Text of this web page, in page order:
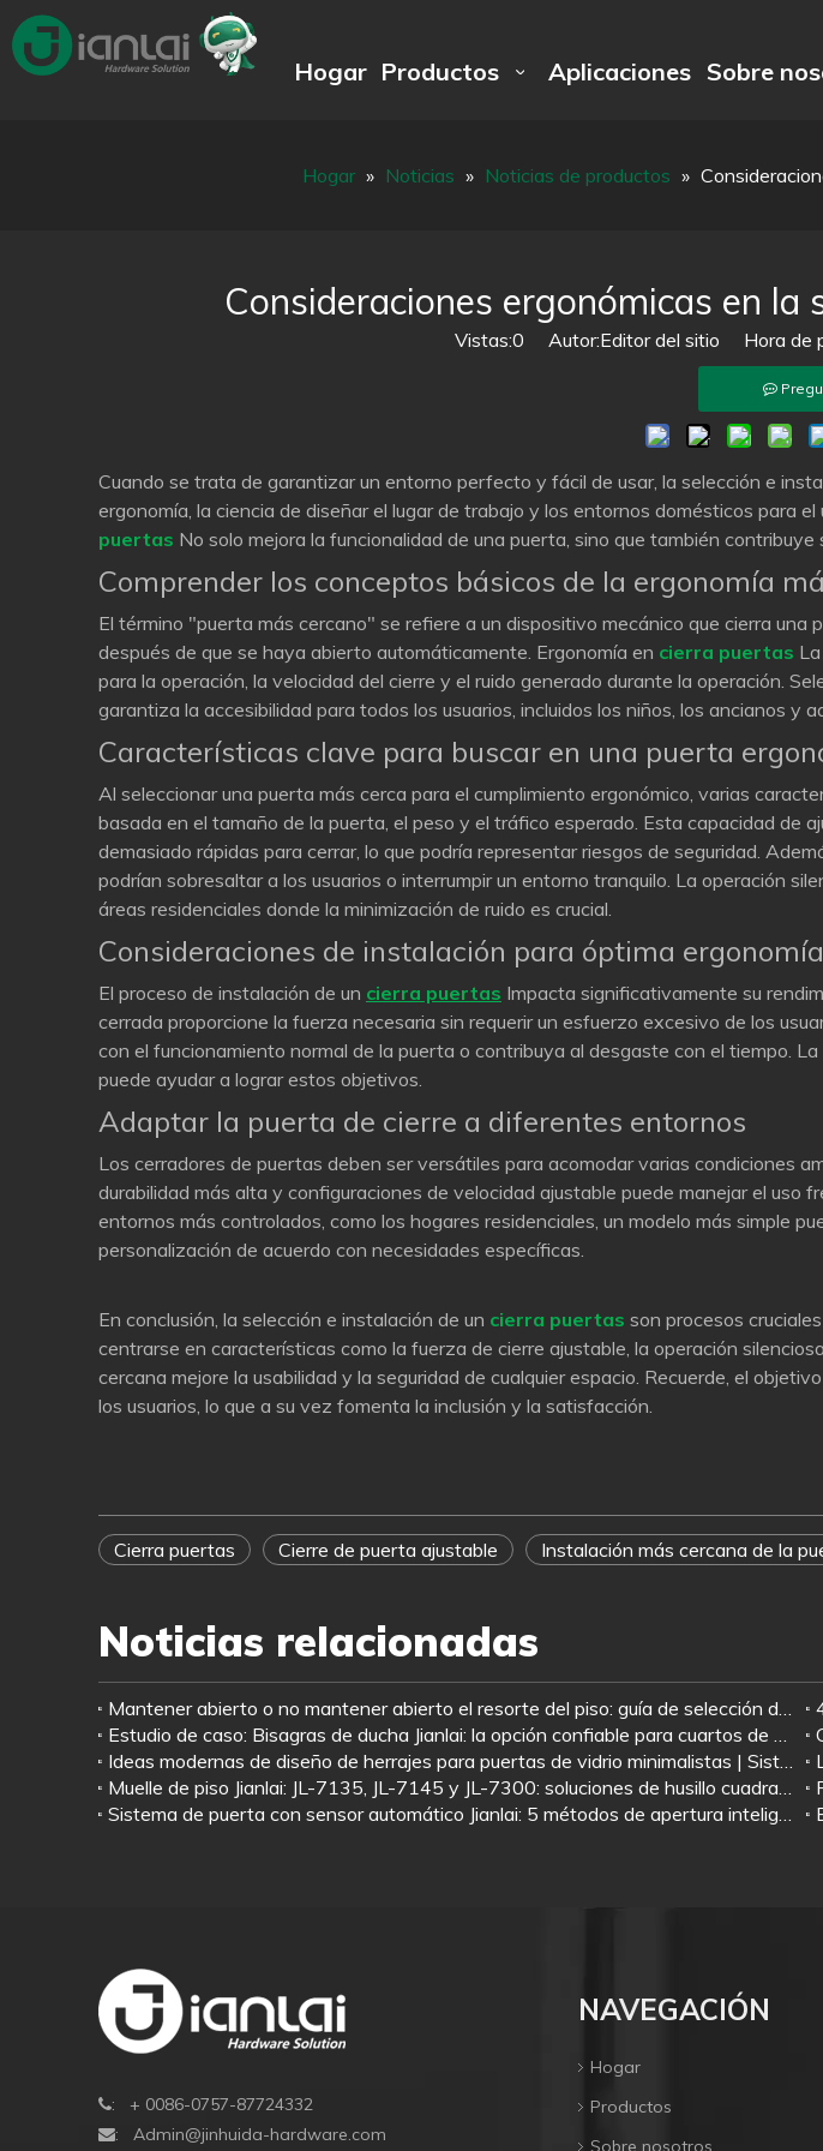
Hogar Productos Aplicaciones Sobre
Hogar » Noticias » Noticias de productos »
Consideraciones ergonómicas en la
Vistas:0 Autor:Editor del sitio Hora de
Cuando se trata de garantizar un entorno perfecto y fácil de usar, la selección e
ergonomía, la ciencia de diseñar el lugar de trabajo y los entornos domésticos para
puertas No solo mejora la funcionalidad de una puerta, sino que también
Comprender los conceptos básicos de la ergonomía
El término "puerta más cercano" se refiere a un dispositivo mecánico que cierra
después de que se haya abierto automáticamente. Ergonomía en cierra puertas
para la operación, la velocidad del cierre y el ruido generado durante la operación.
garantiza la accesibilidad para todos los usuarios, incluidos los niños, los ancianos y
Características clave para buscar en una puerta
Al seleccionar una puerta más cerca para el cumplimiento ergonómico, varias
basada en el tamaño de la puerta, el peso y el tráfico esperado. Esta capacidad de
demasiado rápidas para cerrar, lo que podría representar riesgos de seguridad.
podrían sobresaltar a los usuarios o interrumpir un entorno tranquilo. La operación
áreas residenciales donde la minimización de ruido es crucial.
Consideraciones de instalación para óptima ergonomía
El proceso de instalación de un cierra puertas Impacta significativamente su
cerrada proporcione la fuerza necesaria sin requerir un esfuerzo excesivo de los
con el funcionamiento normal de la puerta o contribuya al desgaste con el tiempo.
puede ayudar a lograr estos objetivos.
Adaptar la puerta de cierre a diferentes entornos
Los cerradores de puertas deben ser versátiles para acomodar varias condiciones
durabilidad más alta y configuraciones de velocidad ajustable puede manejar el uso
entornos más controlados, como los hogares residenciales, un modelo más simple
personalización de acuerdo con necesidades específicas.
En conclusión, la selección e instalación de un cierra puertas son procesos
centrarse en características como la fuerza de cierre ajustable, la operación
cercana mejore la usabilidad y la seguridad de cualquier espacio. Recuerde, el
los usuarios, lo que a su vez fomenta la inclusión y la satisfacción.
Cierra puertas Cierre de puerta ajustable Instalación más cercana de la
Noticias relacionadas
Mantener abierto o no mantener abierto el resorte del piso: guía de selección de escenarios
Estudio de caso: Bisagras de ducha Jianlai: la opción confiable para cuartos de ducha de vidrio sin marco
Ideas modernas de diseño de herrajes para puertas de vidrio minimalistas | Sistema completo a juego: resorte de piso + herraje de parche + cerradura de puerta de vidrio + tirador
Muelle de piso Jianlai: JL-7135, JL-7145 y JL-7300: soluciones de husillo cuadrado premium para Medio Oriente
Sistema de puerta con sensor automático Jianlai: 5 métodos de apertura inteligentes para cada necesidad
: + 0086-0757-87724332
: Admin@jinhuida-hardware.com
NAVEGACIÓN
Hogar
Productos
Sobre nosotros